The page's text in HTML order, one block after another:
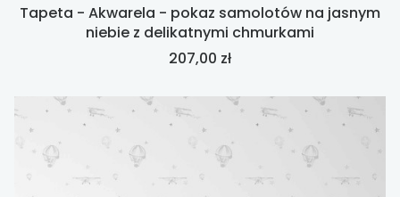
Tapeta - Akwarela - pokaz samolotów na jasnym
niebie z delikatnymi chmurkami
Cena
207,00 zł